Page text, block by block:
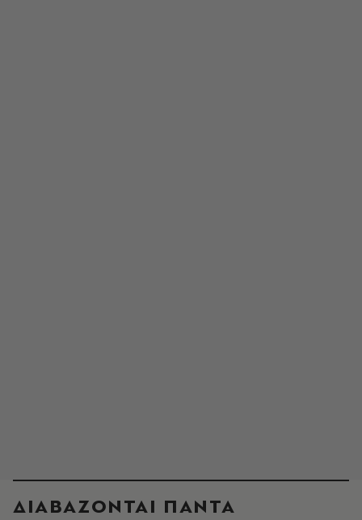
ΔΙΑΒΑΖΟΝΤΑΙ ΠΑΝΤΑ